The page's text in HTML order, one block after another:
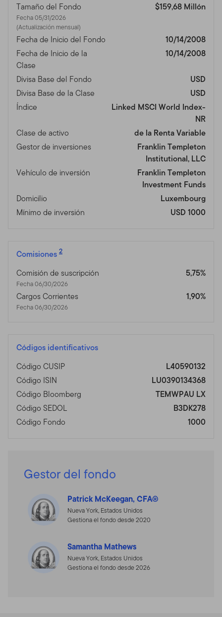
Tamaño del Fondo
Fecha 05/31/2026
(Actualización mensual)
$159,68 Millón
Fecha de Inicio del Fondo
10/14/2008
Fecha de Inicio de la
Clase
10/14/2008
Divisa Base del Fondo
USD
Divisa Base de la Clase
USD
Índice
Linked MSCI World Index-
NR
Clase de activo
de la Renta Variable
Gestor de inversiones
Franklin Templeton
Institutional, LLC
Vehículo de inversión
Franklin Templeton
Investment Funds
Domicilio
Luxembourg
Mínimo de inversión
USD 1000
Comisiones 2
Comisión de suscripción
Fecha 06/30/2026
5,75%
Cargos Corrientes
Fecha 06/30/2026
1,90%
Códigos identificativos
Código CUSIP
L40590132
Código ISIN
LU0390134368
Código Bloomberg
TEMWPAU LX
Código SEDOL
B3DK278
Código Fondo
1000
Gestor del fondo
Patrick McKeegan, CFA®
Nueva York, Estados Unidos
Gestiona el fondo desde 2020
Samantha Mathews
Nueva York, Estados Unidos
Gestiona el fondo desde 2026